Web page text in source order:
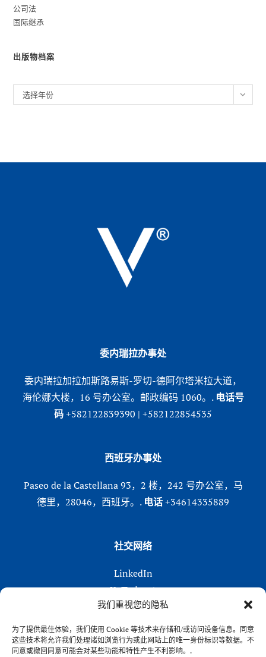
我们重视您的隐私
为了提供最佳体验，我们使用 Cookie 等技术来存储和/或访问设备信息。同意
这些技术将允许我们处理诸如浏览行为或此网站上的唯一身份标识等数据。不
同意或撤回同意可能会对某些功能和特性产生不利影响。.
公司法
国际继承
出版物档案
档
选择年份
委内瑞拉办事处
委内瑞拉加拉加斯路易斯-罗切-德阿尔塔米拉大道，
海伦娜大楼，16 号办公室。邮政编码 1060。. 电话号
码+582122839390 | +582122854535
西班牙办事处
Paseo de la Castellana 93，2 楼，242 号办公室，马
德里，28046，西班牙。. 电话+34614335889
社交网络
LinkedIn
X (Twitter)
Instagram
在 Facebook 上